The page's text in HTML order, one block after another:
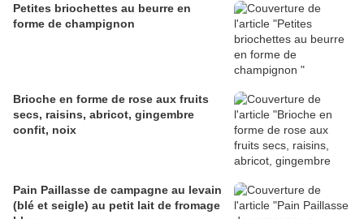
Petites briochettes au beurre en
forme de champignon
Brioche en forme de rose aux fruits
secs, raisins, abricot, gingembre
confit, noix
Pain Paillasse de campagne au levain
(blé et seigle) au petit lait de fromage